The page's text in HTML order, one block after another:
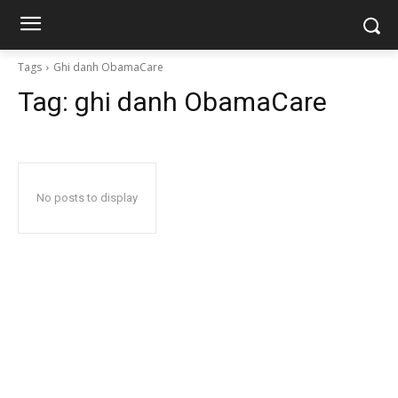
Tags Ghi danh ObamaCare
Tag: ghi danh ObamaCare
No posts to display